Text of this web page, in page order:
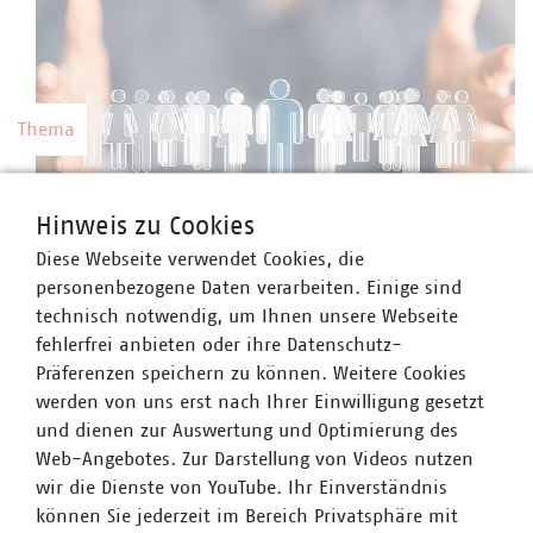
Thema
Kommunale Unternehmen arbeiten hoch
professionell, sind innovativ, zahlen nach Tarif
und bieten gute Weiterbildungsmöglichkeiten
sowie berufliche Perspektiven.
Thema
Hinweis zu Cookies
Diese Webseite verwendet Cookies, die
personenbezogene Daten verarbeiten. Einige sind
technisch notwendig, um Ihnen unsere Webseite
fehlerfrei anbieten oder ihre Datenschutz-
Präferenzen speichern zu können. Weitere Cookies
werden von uns erst nach Ihrer Einwilligung gesetzt
und dienen zur Auswertung und Optimierung des
Web-Angebotes. Zur Darstellung von Videos nutzen
wir die Dienste von YouTube. Ihr Einverständnis
können Sie jederzeit im Bereich Privatsphäre mit